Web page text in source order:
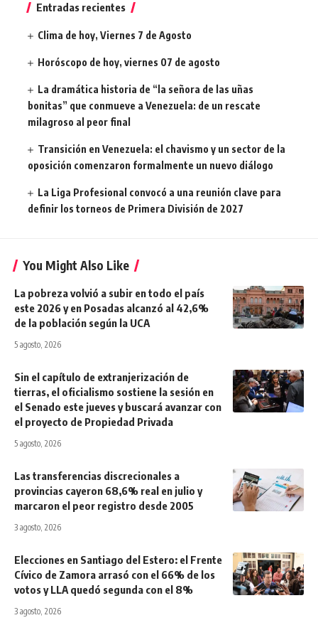
Entradas recientes
Clima de hoy, Viernes 7 de Agosto
Horóscopo de hoy, viernes 07 de agosto
La dramática historia de “la señora de las uñas
bonitas” que conmueve a Venezuela: de un rescate
milagroso al peor final
Transición en Venezuela: el chavismo y un sector de la
oposición comenzaron formalmente un nuevo diálogo
La Liga Profesional convocó a una reunión clave para
definir los torneos de Primera División de 2027
You Might Also Like
La pobreza volvió a subir en todo el país
este 2026 y en Posadas alcanzó al 42,6%
de la población según la UCA
5 agosto, 2026
Sin el capítulo de extranjerización de
tierras, el oficialismo sostiene la sesión en
el Senado este jueves y buscará avanzar con
el proyecto de Propiedad Privada
5 agosto, 2026
Las transferencias discrecionales a
provincias cayeron 68,6% real en julio y
marcaron el peor registro desde 2005
3 agosto, 2026
Elecciones en Santiago del Estero: el Frente
Cívico de Zamora arrasó con el 66% de los
votos y LLA quedó segunda con el 8%
3 agosto, 2026